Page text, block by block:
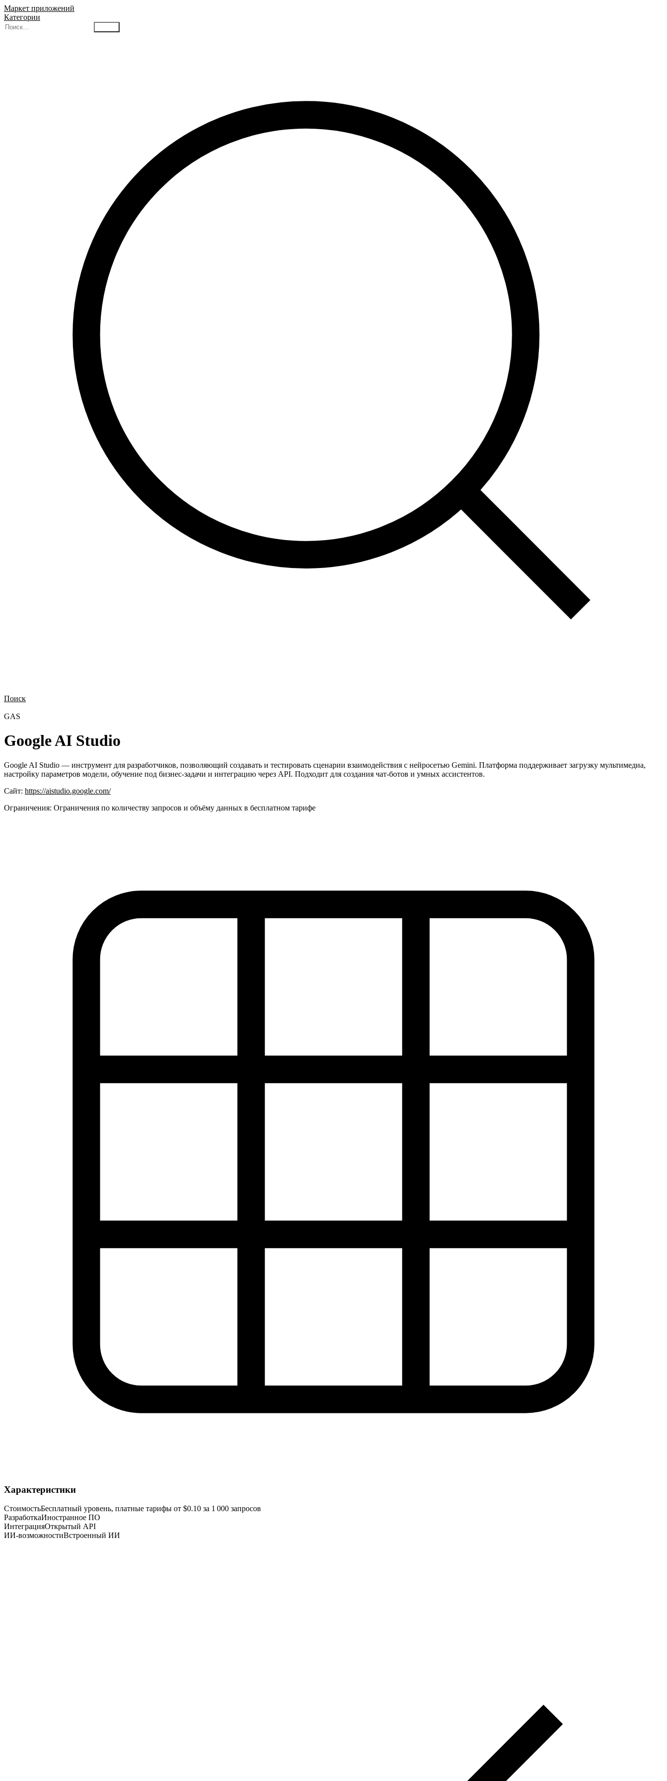
Маркет приложений
Категории
Поиск
GAS
Google AI Studio
Google AI Studio — инструмент для разработчиков, позволяющий создавать и тестировать сценарии взаимодействия с нейросетью Gemini. Платформа поддерживает загрузку мультимедиа,
настройку параметров модели, обучение под бизнес-задачи и интеграцию через API. Подходит для создания чат-ботов и умных ассистентов.
Сайт: https://aistudio.google.com/
Ограничения: Ограничения по количеству запросов и объёму данных в бесплатном тарифе
Характеристики
СтоимостьБесплатный уровень, платные тарифы от $0.10 за 1 000 запросов
РазработкаИностранное ПО
ИнтеграцияОткрытый API
ИИ-возможностиВстроенный ИИ